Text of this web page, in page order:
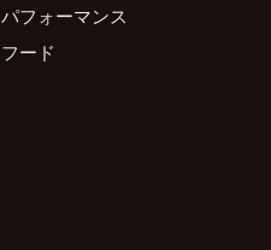
パフォーマンス
フード